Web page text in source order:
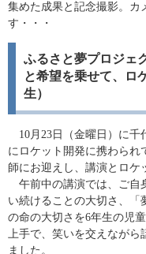
集めた成果と記念撮影。カ
す・・・
ふるさと夢プロジェ
と希望を乗せて、ロ
生）
10月23日（金曜日）に千
にロケット開発に携わられ
師にお迎えし、講演とロケ
午前中の講演では、ご自
い続けることの大切さ、「
の命の大切さを6年生の児
上手で、笑いを交えながら
ました。